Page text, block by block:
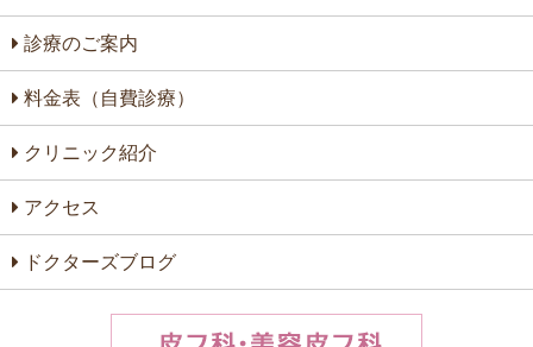
診療のご案内
料金表（自費診療）
クリニック紹介
アクセス
ドクターズブログ